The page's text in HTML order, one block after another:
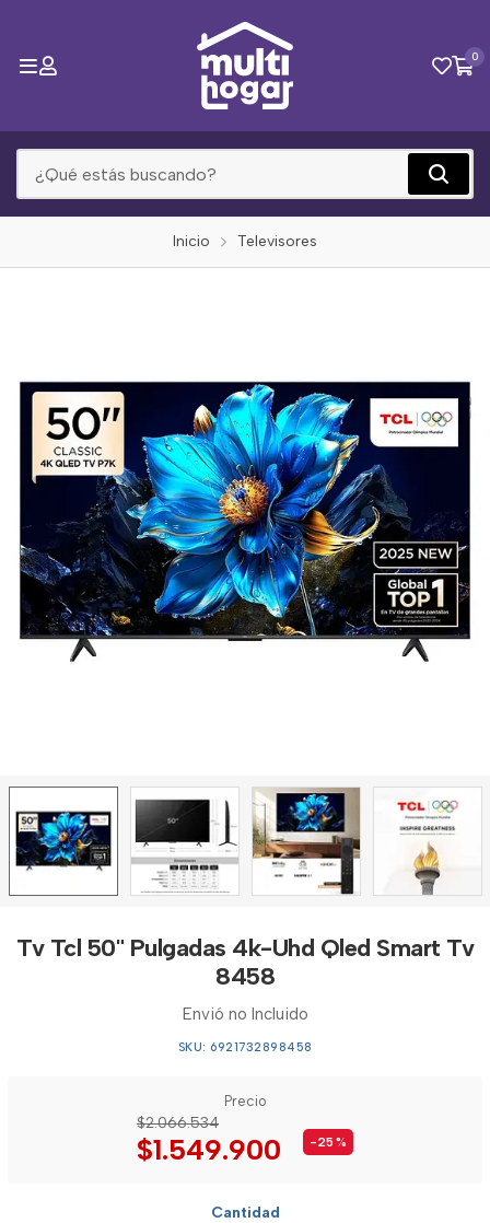
0
Inicio Televisores
Tv Tcl 50" Pulgadas 4k-Uhd Qled Smart Tv
8458
Envió no Incluido
SKU: 6921732898458
Precio
$2.066.534
$1.549.900 -25 %
Cantidad